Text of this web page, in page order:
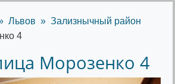
Львов
Зализнычный район
4
Морозенко 4